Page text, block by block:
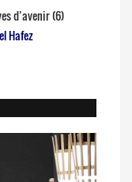
d’avenir (6)
Hafez